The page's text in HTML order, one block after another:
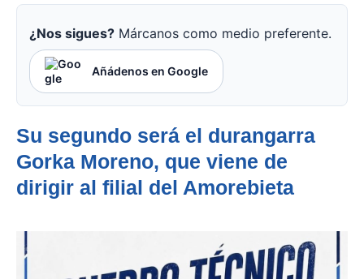
¿Nos sigues? Márcanos como medio preferente.
Añádenos en Google
Su segundo será el durangarra
Gorka Moreno, que viene de
dirigir al filial del Amorebieta